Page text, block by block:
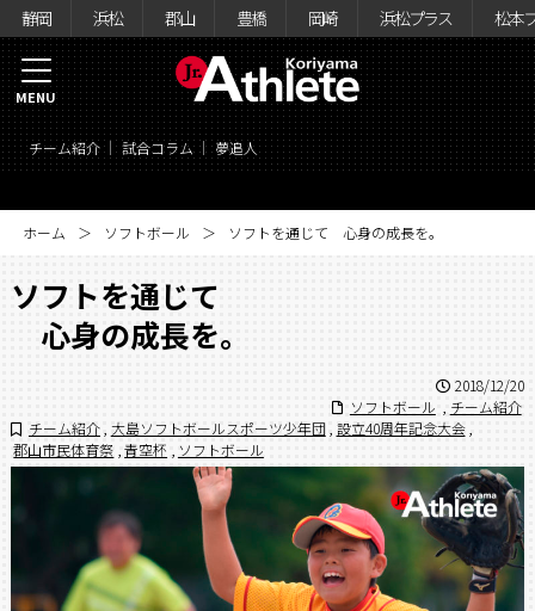
静岡 浜松 郡山 豊橋 岡崎 浜松プラス 松本
チーム紹介 試合コラム 夢追人
MENU
ホーム ソフトボール ソフトを通じて 心身の成長を。
ソフトを通じて
心身の成長を。
2018/12/20
ソフトボール
チーム紹介
チーム紹介 , 大島ソフトボールスポーツ少年団 , 設立40周年記念大会 ,
郡山市民体育祭 青空杯 ソフトボール